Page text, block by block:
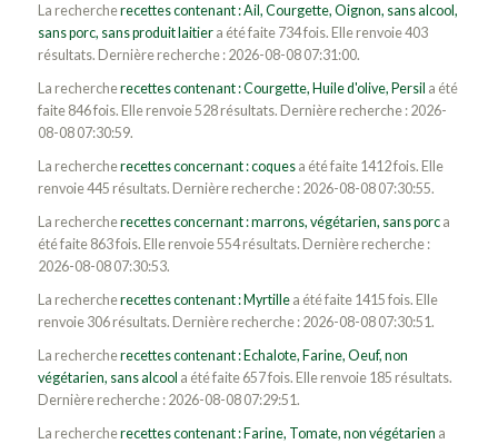
La rechercherecettes contenant : Ail, Courgette, Oignon, sans alcool,
sans porc, sans produit laitiera été faite 734 fois. Elle renvoie 403
résultats. Dernière recherche : 2026-08-08 07:31:00.
La rechercherecettes contenant : Courgette, Huile d'olive, Persil a été
faite 846 fois. Elle renvoie 528 résultats. Dernière recherche : 2026-
08-08 07:30:59.
La rechercherecettes concernant : coquesa été faite 1412 fois. Elle
renvoie 445 résultats. Dernière recherche : 2026-08-08 07:30:55.
La rechercherecettes concernant : marrons, végétarien, sans porca
été faite 863 fois. Elle renvoie 554 résultats. Dernière recherche :
2026-08-08 07:30:53.
La rechercherecettes contenant : Myrtillea été faite 1415 fois. Elle
renvoie 306 résultats. Dernière recherche : 2026-08-08 07:30:51.
La rechercherecettes contenant : Echalote, Farine, Oeuf, non
végétarien, sans alcool a été faite 657 fois. Elle renvoie 185 résultats.
Dernière recherche : 2026-08-08 07:29:51.
La rechercherecettes contenant : Farine, Tomate, non végétarien a